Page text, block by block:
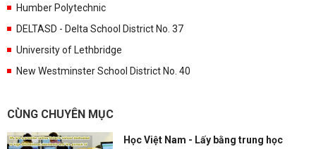
Humber Polytechnic
DELTASD - Delta School District No. 37
University of Lethbridge
New Westminster School District No. 40
CÙNG CHUYÊN MỤC
Học Việt Nam - Lấy bằng trung học